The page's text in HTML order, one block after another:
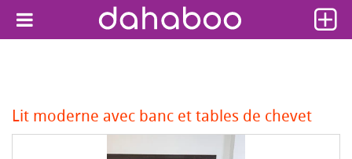
Lit moderne avec banc et tables de chevet